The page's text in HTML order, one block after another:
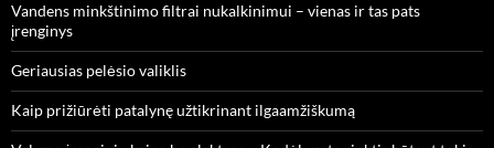
Vandens minkštinimo filtrai nukalkinimui – vienas ir tas pats
įrenginys
Geriausias pelėsio valiklis
Kaip prižiūrėti patalynę užtikrinant ilgaamžiškumą